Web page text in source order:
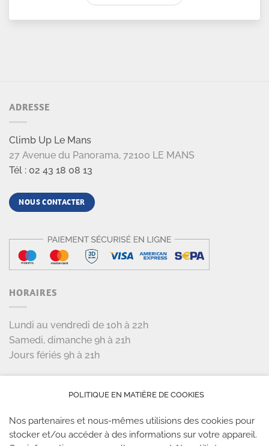
ADRESSE
Climb Up Le Mans
27 Avenue du Panorama, 72100 LE MANS
Tél : 02 43 18 08 13
NOUS CONTACTER
HORAIRES
Lundi au vendredi de 10h à 22h
Samedi, dimanche 9h à 21h
Jours fériés 9h à 21h
POLITIQUE EN MATIÈRE DE COOKIES
Nos partenaires et nous-mêmes utilisions des cookies pour
stocker et/ou accéder à des informations sur votre appareil.